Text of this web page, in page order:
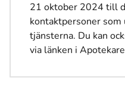
21 oktober 2024 till
kontaktpersoner
tjänsterna. Du kan
via länken i